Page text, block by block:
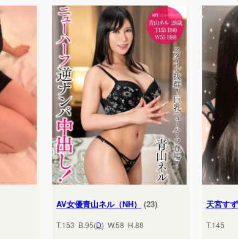
AV女優青山ネル（NH） (23)
T.153 B.95(D) W.58 H.88
天宮すず
T.145